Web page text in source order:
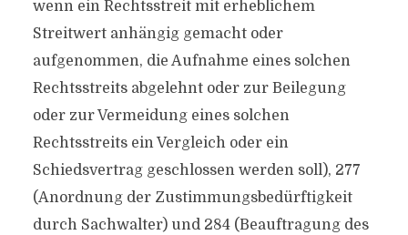
wenn ein Rechtsstreit mit erheblichem
Streitwert anhängig gemacht oder
aufgenommen, die Aufnahme eines solchen
Rechtsstreits abgelehnt oder zur Beilegung
oder zur Vermeidung eines solchen
Rechtsstreits ein Vergleich oder ein
Schiedsvertrag geschlossen werden soll), 277
(Anordnung der Zustimmungsbedürftigkeit
durch Sachwalter) und 284 (Beauftragung des